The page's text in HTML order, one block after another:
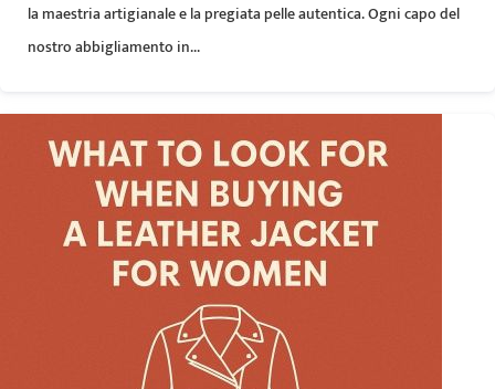
la maestria artigianale e la pregiata pelle autentica. Ogni capo del
nostro abbigliamento in...